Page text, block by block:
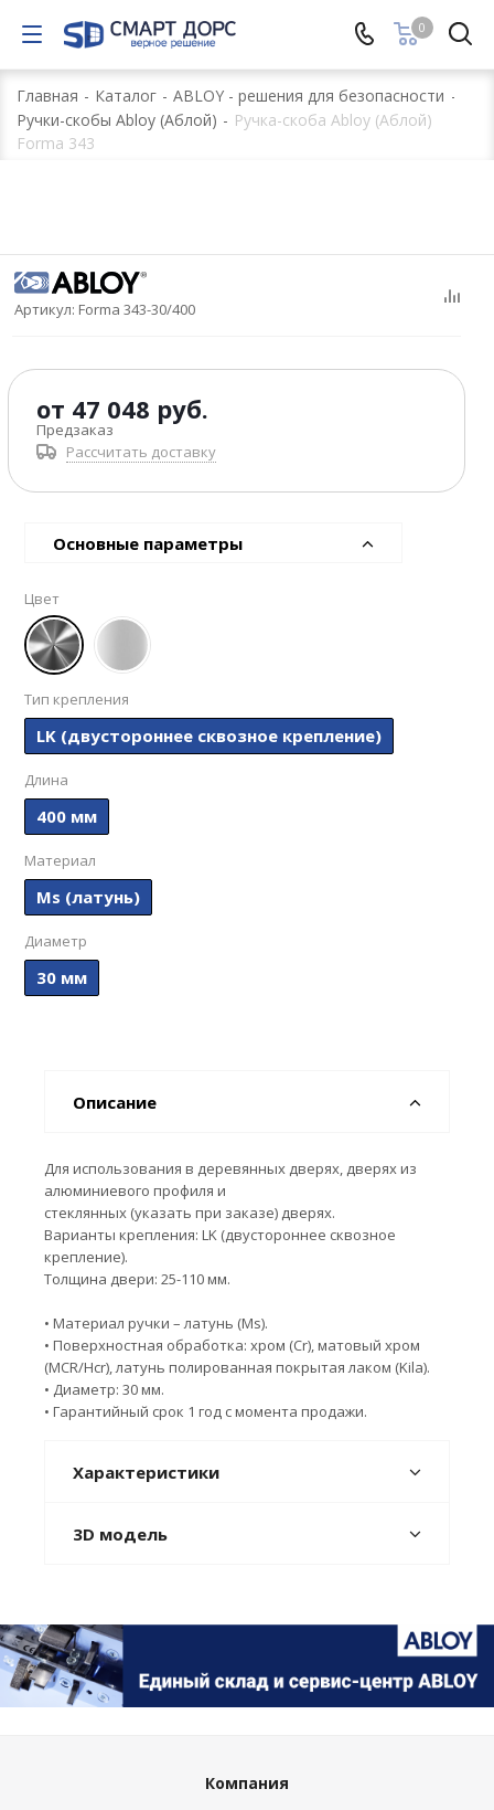
0
Главная - Каталог - ABLOY - решения для безопасности -
Ручки-скобы Abloy (Аблой) - Ручка-скоба Abloy (Аблой)
Forma 343
Артикул: Forma 343-30/400
от 47 048 руб.
Предзаказ
Рассчитать доставку
Основные параметры
Цвет
Тип крепления
LK (двустороннее сквозное крепление)
Длина
400 мм
Материал
Ms (латунь)
Диаметр
30 мм
Описание
Для использования в деревянных дверях, дверях из
алюминиевого профиля и
стеклянных (указать при заказе) дверях.
Варианты крепления: LK (двустороннее сквозное
крепление).
Толщина двери: 25-110 мм.
• Материал ручки – латунь (Ms).
• Поверхностная обработка: хром (Cr), матовый хром
(MCR/Hcr), латунь полированная покрытая лаком (Kila).
• Диаметр: 30 мм.
• Гарантийный срок 1 год с момента продажи.
Характеристики
3D модель
Компания